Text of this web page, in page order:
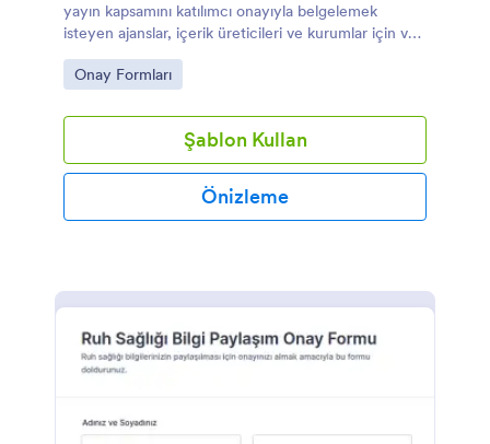
yayın kapsamını katılımcı onayıyla belgelemek
isteyen ajanslar, içerik üreticileri ve kurumlar için veri
toplama sürecini Jotform ile kolaylaştırır.
Go to Category:
Onay Formları
Şablon Kullan
Önizleme